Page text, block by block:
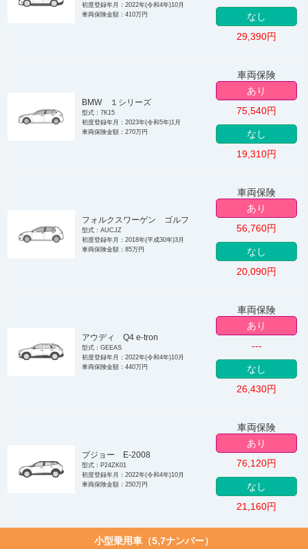
初度登録年月：2022年(令和4年)10月
車両保険金額：410万円
なし
29,390円
BMW １シリーズ
型式：7K15
初度登録年月：2023年(令和5年)1月
車両保険金額：270万円
車両保険
あり
75,540円
なし
19,310円
フォルクスワーゲン ゴルフ
型式：AUCJZ
初度登録年月：2018年(平成30年)3月
車両保険金額：85万円
車両保険
あり
56,760円
なし
20,090円
アウディ Q4 e-tron
型式：GEEAS
初度登録年月：2022年(令和4年)10月
車両保険金額：440万円
車両保険
あり
---
なし
26,430円
プジョー E-2008
型式：P24ZK01
初度登録年月：2022年(令和4年)10月
車両保険金額：250万円
車両保険
あり
76,120円
なし
21,160円
小型乗用車（5,7ナンバー）